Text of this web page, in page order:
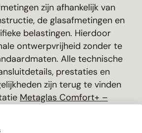
zijn afhankelijk van
de glasafmetingen en
belastingen. Hierdoor
ontwerpvrijheid zonder te
Alle technische
prestaties en
zijn terug te vinden
Metaglas Comfort+ –